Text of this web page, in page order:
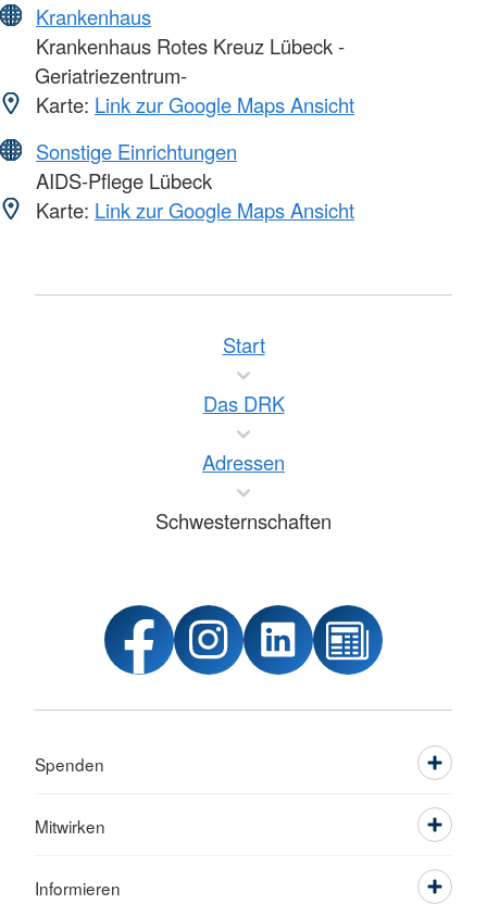
Krankenhaus
Krankenhaus Rotes Kreuz Lübeck -
Geriatriezentrum-
Karte: Link zur Google Maps Ansicht
Sonstige Einrichtungen
AIDS-Pflege Lübeck
Karte: Link zur Google Maps Ansicht
Start
Das DRK
Adressen
Schwesternschaften
Spenden
Mitwirken
Informieren